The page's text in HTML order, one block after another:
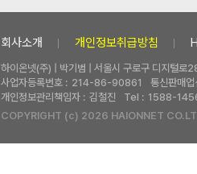
회사소개 개인정보취급방침
하이온넷(주) | 박기범 | 서울시 구로구 디지털
사업자등록번호 : 214-86-90861
통신판매
개인정보관리책임자 : 김철진 Tel : 1588-
COPYRIGHT (c) 2026 HAIONNET